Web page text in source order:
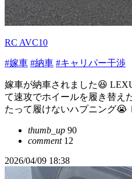
RC AVC10
#嫁車 #納車 #キャリパー干渉
嫁車が納車されました😆
て速攻でホイールを履き替え
たって履けないハプニング😭
thumb_up 90
comment12
2026/04/09 18:38